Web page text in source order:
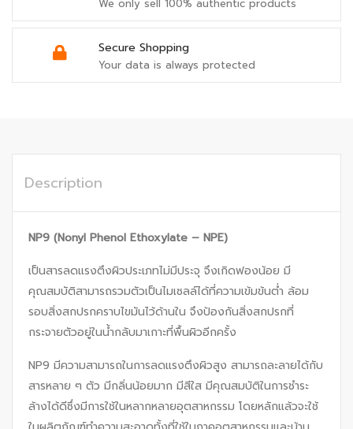
We only sell 100% authentic products
Secure Shopping
Your data is always protected
Description
NP9 (Nonyl Phenol Ethoxylate – NPE)
เป็นสารลดแรงตึงผิวประเภทไม่มีประจุ จึงเกิดฟองน้อย มี
คุณสมบัติสามารถรวมตัวเป็นไมเซลล์ได้ที่ความเข้มข้นต่ำ ล้อม
รอบสิ่งสกปรกคราบไขมันไว้ด้านใน จึงป้องกันสิ่งสกปรกที่
กระจายตัวอยู่ในน้ำกลับมาเกาะที่พื้นผิวอีกครั้ง
NP9 มีความสามารถในการลดแรงตึงผิวสูง สามารถละลายได้กับ
สารหลาย ๆ ตัว มีกลิ่นน้อยมาก มีสีใส มีคุณสมบัติในการชำระ
ล้างได้ดีซึ่งมีการใช้ในหลากหลายอุตสาหกรรม โดยหลักแล้วจะใช้